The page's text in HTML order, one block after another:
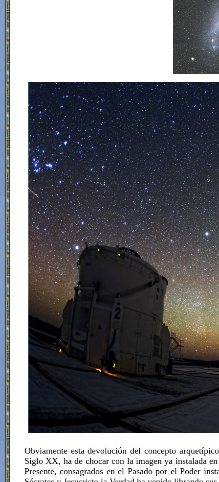
Obviamente esta devolución del concepto
Siglo XX, ha de chocar con la imagen ya instalada
Presente, consagrados en el Pasado por el Poder